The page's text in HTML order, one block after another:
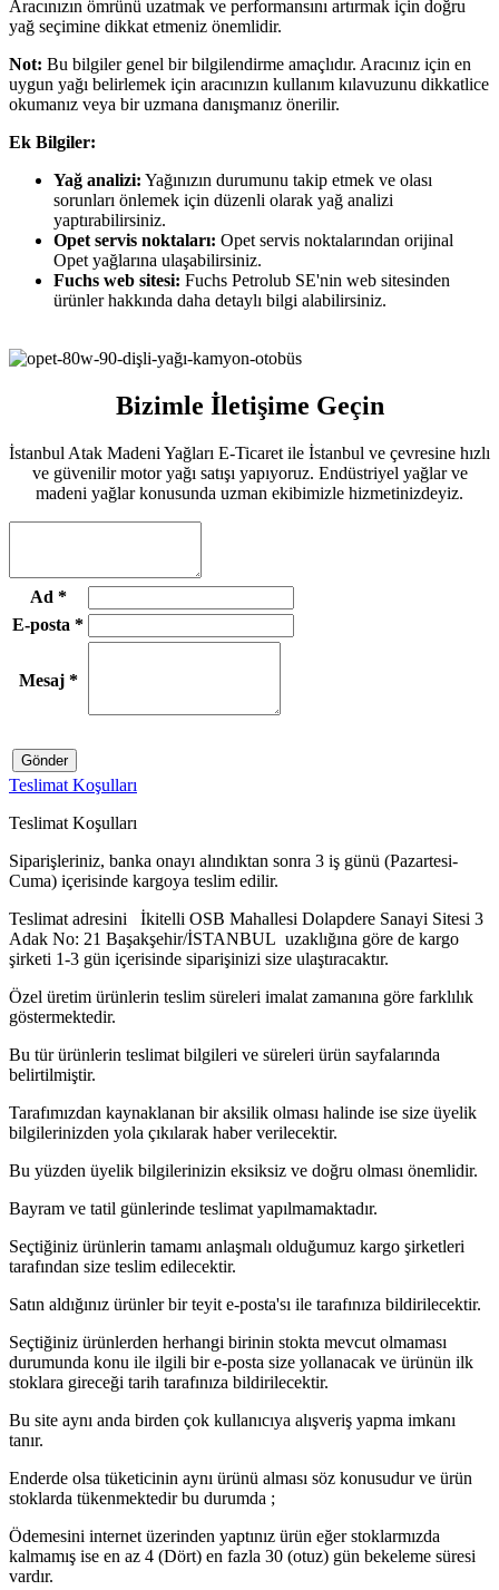
Aracınızın ömrünü uzatmak ve performansını artırmak için doğru
yağ seçimine dikkat etmeniz önemlidir.
Not: Bu bilgiler genel bir bilgilendirme amaçlıdır. Aracınız için en
uygun yağı belirlemek için aracınızın kullanım kılavuzunu dikkatlice
okumanız veya bir uzmana danışmanız önerilir.
Ek Bilgiler:
Yağ analizi: Yağınızın durumunu takip etmek ve olası
sorunları önlemek için düzenli olarak yağ analizi
yaptırabilirsiniz.
Opet servis noktaları: Opet servis noktalarından orijinal
Opet yağlarına ulaşabilirsiniz.
Fuchs web sitesi: Fuchs Petrolub SE'nin web sitesinden
ürünler hakkında daha detaylı bilgi alabilirsiniz.
Bizimle İletişime Geçin
İstanbul Atak Madeni Yağları E-Ticaret ile İstanbul ve çevresine hızlı
ve güvenilir motor yağı satışı yapıyoruz. Endüstriyel yağlar ve
madeni yağlar konusunda uzman ekibimizle hizmetinizdeyiz.
Ad *
E-posta *
Mesaj*
Gönder
Teslimat Koşulları
Teslimat Koşulları
Siparişleriniz, banka onayı alındıktan sonra 3 iş günü (Pazartesi-
Cuma) içerisinde kargoya teslim edilir.
Teslimat adresini İkitelli OSB Mahallesi Dolapdere Sanayi Sitesi 3
Adak No: 21 Başakşehir/İSTANBUL uzaklığına göre de kargo
şirketi 1-3 gün içerisinde siparişinizi size ulaştıracaktır.
Özel üretim ürünlerin teslim süreleri imalat zamanına göre farklılık
göstermektedir.
Bu tür ürünlerin teslimat bilgileri ve süreleri ürün sayfalarında
belirtilmiştir.
Tarafımızdan kaynaklanan bir aksilik olması halinde ise size üyelik
bilgilerinizden yola çıkılarak haber verilecektir.
Bu yüzden üyelik bilgilerinizin eksiksiz ve doğru olması önemlidir.
Bayram ve tatil günlerinde teslimat yapılmamaktadır.
Seçtiğiniz ürünlerin tamamı anlaşmalı olduğumuz kargo şirketleri
tarafından size teslim edilecektir.
Satın aldığınız ürünler bir teyit e-posta'sı ile tarafınıza bildirilecektir.
Seçtiğiniz ürünlerden herhangi birinin stokta mevcut olmaması
durumunda konu ile ilgili bir e-posta size yollanacak ve ürünün ilk
stoklara gireceği tarih tarafınıza bildirilecektir.
Bu site aynı anda birden çok kullanıcıya alışveriş yapma imkanı
tanır.
Enderde olsa tüketicinin aynı ürünü alması söz konusudur ve ürün
stoklarda tükenmektedir bu durumda ;
Ödemesini internet üzerinden yaptınız ürün eğer stoklarmızda
kalmamış ise en az 4 (Dört) en fazla 30 (otuz) gün bekeleme süresi
vardır.